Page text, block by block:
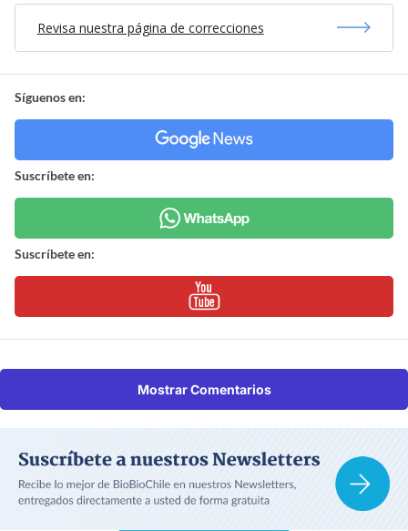
Revisa nuestra página de correcciones
Síguenos en:
Suscríbete en:
Suscríbete en:
Mostrar Comentarios